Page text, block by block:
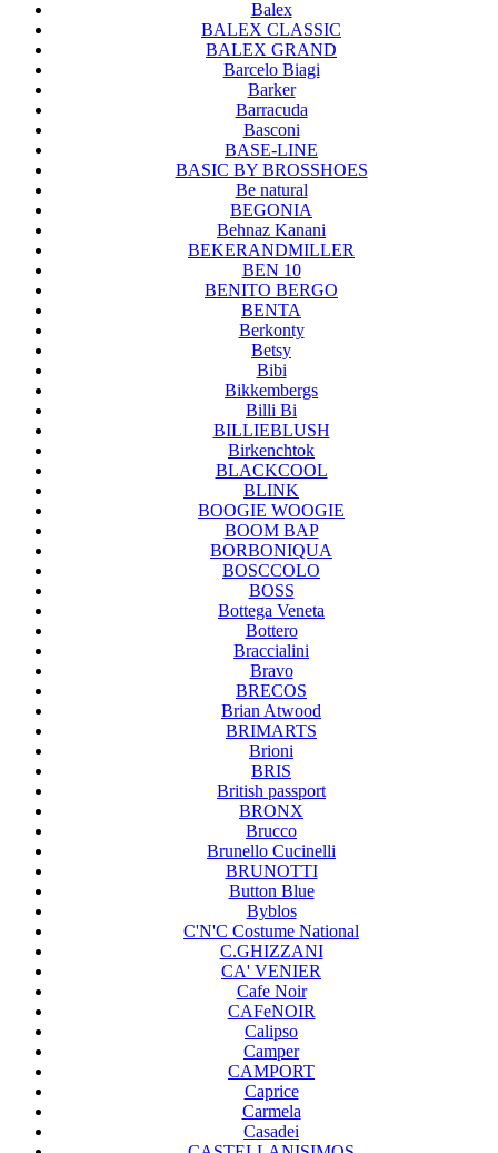
Balex
BALEX CLASSIC
BALEX GRAND
Barcelo Biagi
Barker
Barracuda
Basconi
BASE-LINE
BASIC BY BROSSHOES
Be natural
BEGONIA
Behnaz Kanani
BEKERANDMILLER
BEN 10
BENITO BERGO
BENTA
Berkonty
Betsy
Bibi
Bikkembergs
Billi Bi
BILLIEBLUSH
Birkenchtok
BLACKCOOL
BLINK
BOOGIE WOOGIE
BOOM BAP
BORBONIQUA
BOSCCOLO
BOSS
Bottega Veneta
Bottero
Braccialini
Bravo
BRECOS
Brian Atwood
BRIMARTS
Brioni
BRIS
British passport
BRONX
Brucco
Brunello Cucinelli
BRUNOTTI
Button Blue
Byblos
C'N'C Costume National
C.GHIZZANI
CA' VENIER
Cafe Noir
CAFeNOIR
Calipso
Camper
CAMPORT
Caprice
Carmela
Casadei